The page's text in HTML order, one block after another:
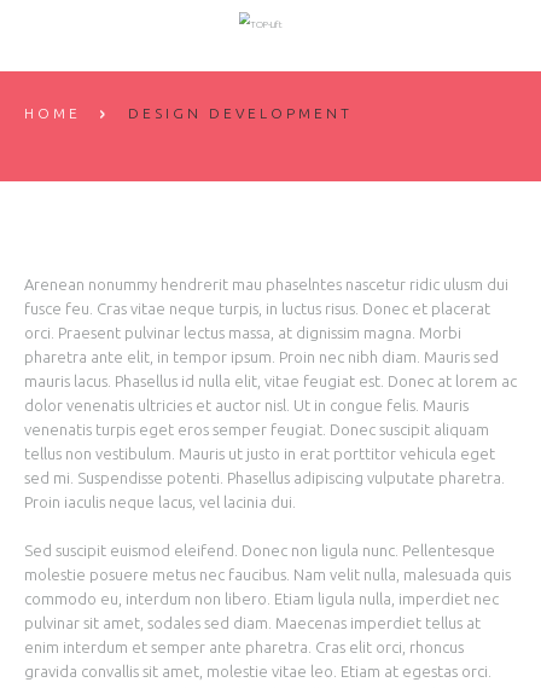
HOME DESIGN DEVELOPMENT
Arenean nonummy hendrerit mau phaselntes nascetur ridic ulusm dui
fusce feu. Cras vitae neque turpis, in luctus risus. Donec et placerat
orci. Praesent pulvinar lectus massa, at dignissim magna. Morbi
pharetra ante elit, in tempor ipsum. Proin nec nibh diam. Mauris sed
mauris lacus. Phasellus id nulla elit, vitae feugiat est. Donec at lorem ac
dolor venenatis ultricies et auctor nisl. Ut in congue felis. Mauris
venenatis turpis eget eros semper feugiat. Donec suscipit aliquam
tellus non vestibulum. Mauris ut justo in erat porttitor vehicula eget
sed mi. Suspendisse potenti. Phasellus adipiscing vulputate pharetra.
Proin iaculis neque lacus, vel lacinia dui.
Sed suscipit euismod eleifend. Donec non ligula nunc. Pellentesque
molestie posuere metus nec faucibus. Nam velit nulla, malesuada quis
commodo eu, interdum non libero. Etiam ligula nulla, imperdiet nec
pulvinar sit amet, sodales sed diam. Maecenas imperdiet tellus at
enim interdum et semper ante pharetra. Cras elit orci, rhoncus
gravida convallis sit amet, molestie vitae leo. Etiam at egestas orci.